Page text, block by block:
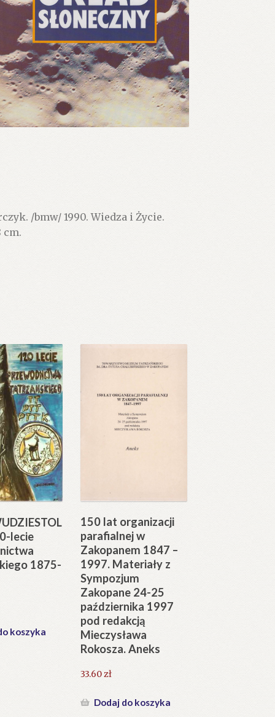
/bmw/ 1990. Wiedza i Życie.
cm.
lecie
1875-
koszyka
150 lat organizacji
parafialnej w
Zakopanem 1847 –
1997. Materiały z
Sympozjum
Zakopane 24-25
października 1997
pod redakcją
Mieczysława
Rokosza. Aneks
33.60zł
Dodaj do koszyka